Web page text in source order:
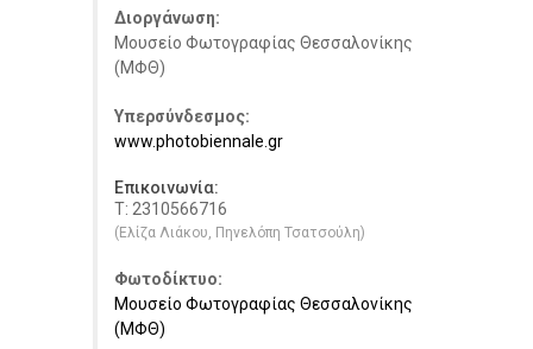
Διοργάνωση:
Μουσείο Φωτογραφίας Θεσσαλονίκης
(ΜΦΘ)
Υπερσύνδεσμος:
www.photobiennale.gr
Επικοινωνία:
Τ: 2310566716
(Ελίζα Λιάκου, Πηνελόπη Τσατσούλη)
Φωτοδίκτυο:
Μουσείο Φωτογραφίας Θεσσαλονίκης
(ΜΦΘ)